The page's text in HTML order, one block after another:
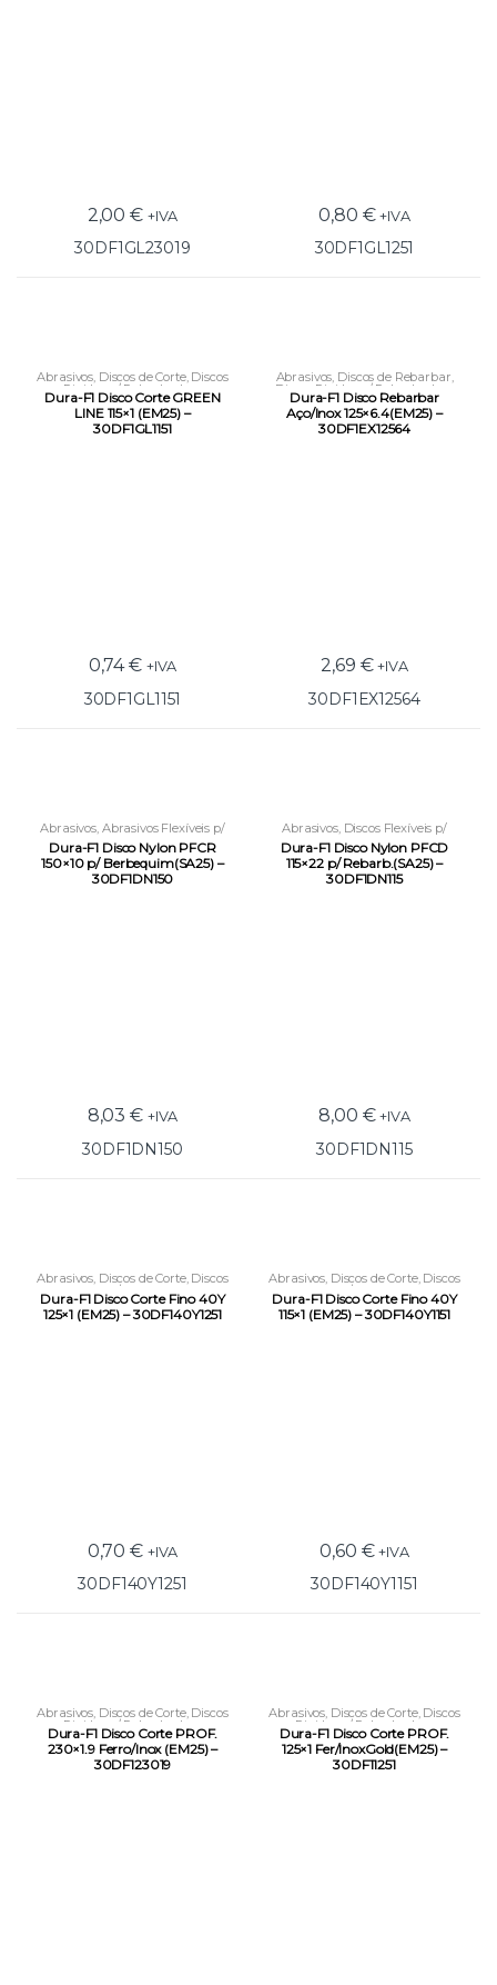
2,00€ +IVA
30DF1GL23019
0,80 € +IVA
30DF1GL1251
Abrasivos, Discos de Corte, Discos
Rigidos p/ Rebarbadora
Dura-F1 Disco Corte GREEN
LINE 115×1 (EM25) –
30DF1GL1151
0,74€ +IVA
30DF1GL1151
Abrasivos, Discos de Rebarbar,
Discos Rigidos p/ Rebarbadora
Dura-F1 Disco Rebarbar
Aço/Inox 125×6.4(EM25) –
30DF1EX12564
2,69 € +IVA
30DF1EX12564
Abrasivos Abrasivos Flexíveis p/
Retificadoras
Dura-F1 Disco Nylon PFCR
150×10 p/ Berbequim(SA25) –
30DF1DN150
8,03€ +IVA
30DF1DN150
Abrasivos, Discos Flexíveis p/
Rebarbadora
Dura-F1 Disco Nylon PFCD
115×22 p/ Rebarb.(SA25) –
30DF1DN115
8,00 € +IVA
30DF1DN115
Abrasivos, Discos de Corte, Discos
Rigidos p/ Rebarbadora
Dura-F1 Disco Corte Fino 40Y
125×1 (EM25) – 30DF140Y1251
0,70€ +IVA
30DF140Y1251
Abrasivos, Discos de Corte, Discos
Rigidos p/ Rebarbadora
Dura-F1 Disco Corte Fino 40Y
115×1 (EM25) – 30DF140Y1151
0,60 € +IVA
30DF140Y1151
Abrasivos, Discos de Corte, Discos
Rigidos p/ Rebarbadora
Dura-F1 Disco Corte PROF.
230×1.9 Ferro/Inox (EM25) –
30DF123019
Abrasivos, Discos de Corte, Discos
Rigidos p/ Rebarbadora
Dura-F1 Disco Corte PROF.
125×1 Fer/InoxGold(EM25) –
30DF11251